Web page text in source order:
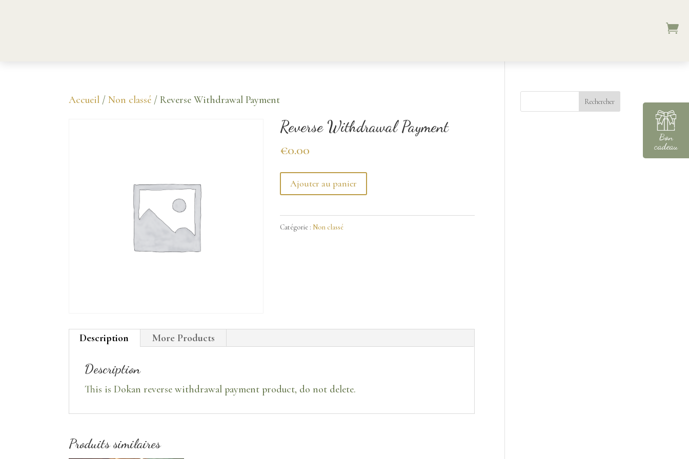

Bon
cadeau
Accueil /Non classé / Reverse Withdrawal Payment
Reverse Withdrawal Payment
€0.00
quantité
de
Reverse
Withdrawal
Ajouter au panier
Catégorie : Non classé
Description More Products
Description
This is Dokan reverse withdrawal payment product, do not delete.
Produits similaires
Rechercher